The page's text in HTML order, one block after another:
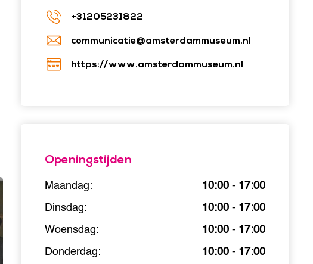
+31205231822
communicatie@amsterdammuseum.nl
https://www.amsterdammuseum.nl
Openingstijden
Maandag:
10:00 - 17:00
Dinsdag:
10:00 - 17:00
Woensdag:
10:00 - 17:00
Donderdag:
10:00 - 17:00